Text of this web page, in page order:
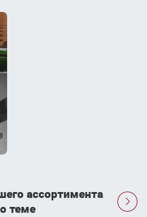
ассортимента
теме
